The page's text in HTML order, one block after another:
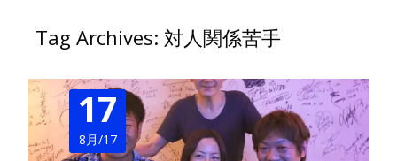
Tag Archives: 対人関係苦手
17
8月/17